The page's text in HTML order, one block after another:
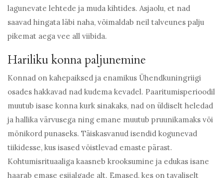
lagunevate lehtede ja muda kihtides. Asjaolu, et nad
saavad hingata läbi naha, võimaldab neil talveunes palju
pikemat aega vee all viibida.
Hariliku konna paljunemine
Konnad on kahepaiksed ja enamikus Ühendkuningriigi
osades hakkavad nad kudema kevadel. Paaritumisperioodil
muutub isase konna kurk sinakaks, nad on üldiselt heledad
ja hallika värvusega ning emane muutub pruunikamaks või
mõnikord punaseks. Täiskasvanud isendid kogunevad
tiikidesse, kus isased võistlevad emaste pärast.
Kohtumisrituaaliga kaasneb krooksumine ja edukas isane
haarab emase esijalgade alt. Emased, kes on tavaliselt